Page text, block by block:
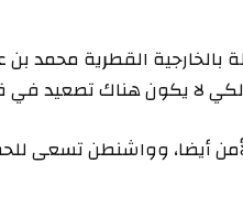
بالخارجية القطرية محمد بن
لا يكون هناك تصعيد في
أيضا، وواشنطن تسعى